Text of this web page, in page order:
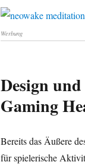
Werbung
Design
Gaming
Bereits das Äußere
für spielerische